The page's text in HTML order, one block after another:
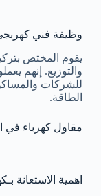
وظيفة فني
يقوم المختص
والتوزيع. إنهم
للشركات
الطاقة.
مقاول كهرباء في
اهمية الاستعانة